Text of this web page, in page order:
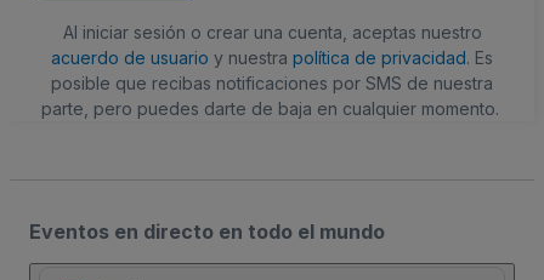
Al iniciar sesión o crear una cuenta, aceptas nuestro
acuerdo de usuario y nuestra política de privacidad. Es
posible que recibas notificaciones por SMS de nuestra
parte, pero puedes darte de baja en cualquier momento.
Eventos en directo en todo el mundo